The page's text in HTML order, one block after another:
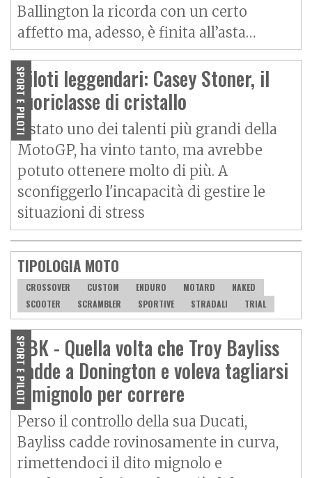
Ballington la ricorda con un certo
affetto ma, adesso, è finita all’asta…
SPORT E PILOTI
Piloti leggendari: Casey Stoner, il
fuoriclasse di cristallo
È stato uno dei talenti più grandi della
MotoGP, ha vinto tanto, ma avrebbe
potuto ottenere molto di più. A
sconfiggerlo l'incapacità di gestire le
situazioni di stress
TIPOLOGIA MOTO
CROSSOVER CUSTOM ENDURO MOTARD
NAKED
SCOOTER
SCRAMBLER SPORTIVE STRADALI TRIAL
SPORT E PILOTI
SBK - Quella volta che Troy Bayliss
cadde a Donington e voleva tagliarsi
il mignolo per correre
Perso il controllo della sua Ducati,
Bayliss cadde rovinosamente in curva,
rimettendoci il dito mignolo e